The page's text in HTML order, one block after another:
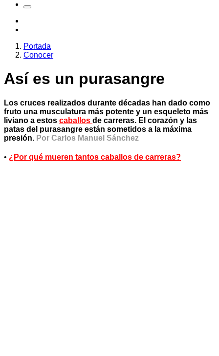
Portada
Conocer
Así es un purasangre
Los cruces realizados durante décadas han dado como
fruto una musculatura más potente y un esqueleto más
liviano a estos caballos de carreras. El corazón y las
patas del purasangre están sometidos a la máxima
presión. Por Carlos Manuel Sánchez
• ¿Por qué mueren tantos caballos de carreras?